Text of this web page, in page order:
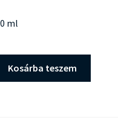
ml
Kosárba teszem